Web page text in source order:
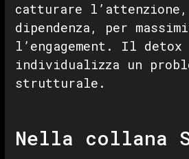
catturare
dipendenza, per
l’engagement. Il detox
individualizza un
strutturale.
Nella collana